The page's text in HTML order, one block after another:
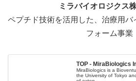
ミラバイオロジクス
ペプチド技術を活用した、治療用バ
フォーム事業
TOP - MiraBiologics
MiraBiologics is a
the University of Tokyo